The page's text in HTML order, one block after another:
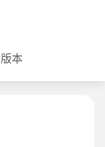
版本